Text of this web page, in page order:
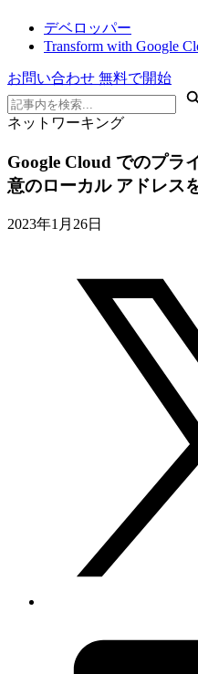
デベロッパー
Transform with Google
お問い合わせ 無料で開始
ネットワーキング
Google Cloud でのプラ
意のローカル アドレス
2023年1月26日